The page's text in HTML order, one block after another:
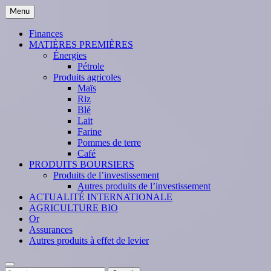
Skip
to
content
Menu
Finances
MATIÈRES PREMIÈRES
Énergies
Pétrole
Produits agricoles
Maïs
Riz
Blé
Lait
Farine
Pommes de terre
Café
PRODUITS BOURSIERS
Produits de l’investissement
Autres produits de l’investissement
ACTUALITÉ INTERNATIONALE
AGRICULTURE BIO
Or
Assurances
Autres produits à effet de levier
Search